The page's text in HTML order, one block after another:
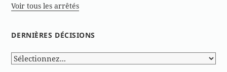
Voir tous les arrêtés
DERNIÈRES DÉCISIONS